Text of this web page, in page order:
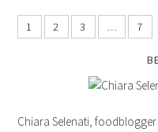
1 2 3 … 7
Chiara Selenati,